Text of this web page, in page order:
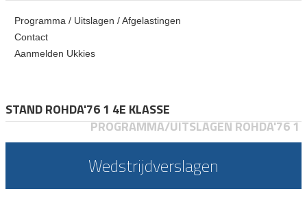
Programma / Uitslagen / Afgelastingen
Contact
Aanmelden Ukkies
STAND ROHDA'76 1 4E KLASSE
PROGRAMMA/UITSLAGEN ROHDA'76 1
Wedstrijdverslagen